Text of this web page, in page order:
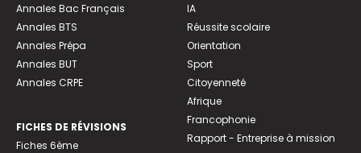
Annales Bac Français
Annales BTS
Annales Prépa
Annales BUT
Annales CRPE
FICHES DE RÉVISIONS
Fiches 6ème
IA
Réussite scolaire
Orientation
Sport
Citoyenneté
Afrique
Francophonie
Rapport - Entreprise à mission